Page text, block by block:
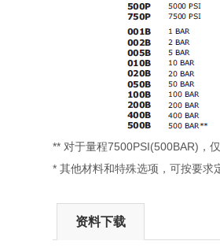
** 对于量程7500PSI(500BAR)，
* 其他材料和特殊选项，可按要求
资料下载